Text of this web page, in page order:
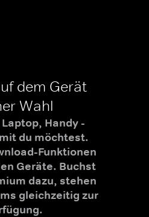
dem Gerät
Wahl
Handy -
du möchtest.
Funktionen
Geräte. Buchst
dazu, stehen
gleichzeitig zur